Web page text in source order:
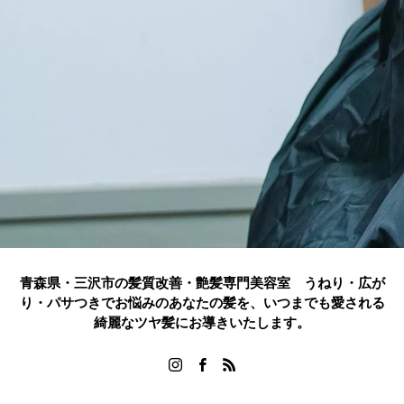
青森県・三沢市の髪質改善・艶髪専門美容室 うねり・広が
り・パサつきでお悩みのあなたの髪を、いつまでも愛される
綺麗なツヤ髪にお導きいたします。